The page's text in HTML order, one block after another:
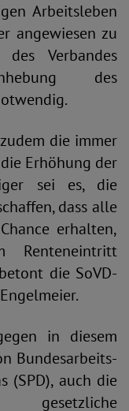
Arbeitsleben
angewiesen zu
Verbandes
des
die immer
Erhöhung der
sei es, die
dass alle
erhalten,
die SoVD-
in diesem
Bundesarbeits-
(SPD), auch die